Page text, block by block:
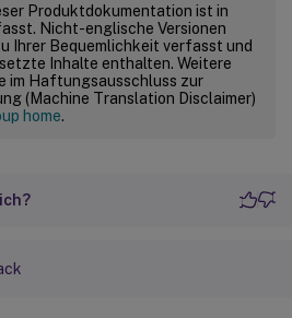
Produktdokumentation ist in
Nicht-englische Versionen
Ihrer Bequemlichkeit verfasst und
Inhalte enthalten. Weitere
im Haftungsausschluss zur
(Machine Translation Disclaimer)
home.